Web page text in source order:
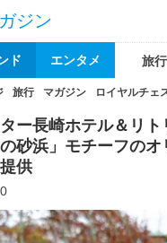
ジン
ド エンタメ 旅行
旅行 マガジン ロイヤルチェ
ー長崎ホテル＆リ
砂浜」モチーフのオ
供